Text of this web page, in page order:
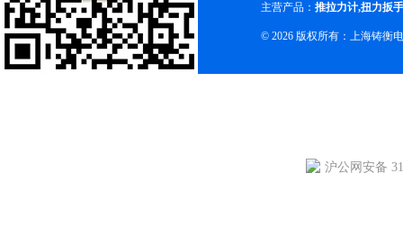
主营产品： 推拉力计,扭力扳手
© 2026 版权所有：上海铸衡
沪公网安备